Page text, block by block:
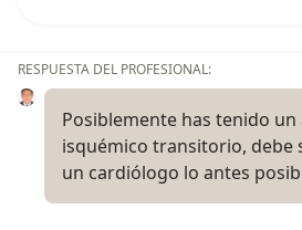
RESPUESTA DEL PROFESIONAL:
Posiblemente has tenido un
isquémico transitorio, debe
un cardiólogo lo antes